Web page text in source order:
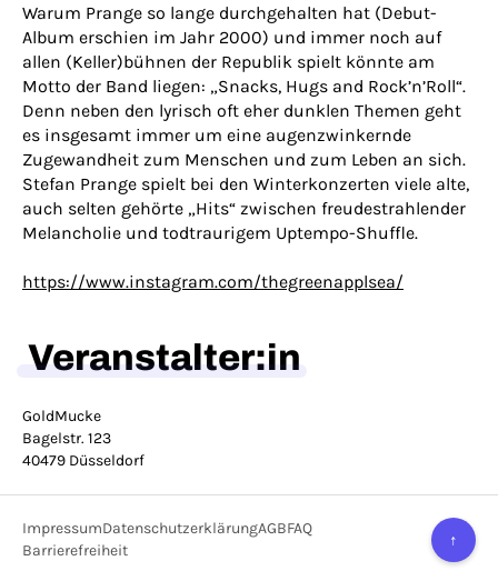
Warum Prange so lange durchgehalten hat (Debut-
Album erschien im Jahr 2000) und immer noch auf
allen (Keller)bühnen der Republik spielt könnte am
Motto der Band liegen: „Snacks, Hugs and Rock’n’Roll“.
Denn neben den lyrisch oft eher dunklen Themen geht
es insgesamt immer um eine augenzwinkernde
Zugewandheit zum Menschen und zum Leben an sich.
Stefan Prange spielt bei den Winterkonzerten viele alte,
auch selten gehörte „Hits“ zwischen freudestrahlender
Melancholie und todtraurigem Uptempo-Shuffle.
https://www.instagram.com/thegreenapplsea/
Veranstalter:in
GoldMucke
Bagelstr. 123
40479 Düsseldorf
ImpressumDatenschutzerklärungAGBFAQ
Barrierefreiheit
↑